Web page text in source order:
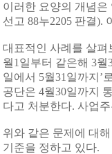
이러한 요양의 개념은
선고 88누2205 판결).
대표적인 사례를 살펴
월1일부터 같은해 3
일에서 5월31일까지’
공단은 4월30일까지
다고 처분한다. 사업
위와 같은 문제에 대
기준을 정하고 있다.